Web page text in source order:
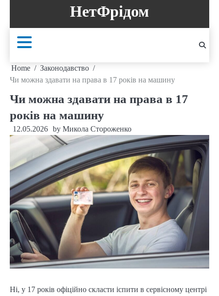
content
НетФрідом
Home
Законодавство
Чи можна здавати на права в 17 років на машину
Чи можна здавати на права в 17
років на машину
12.05.2026 by Микола Стороженко
Ні, у 17 років офіційно скласти іспити в сервісному центрі